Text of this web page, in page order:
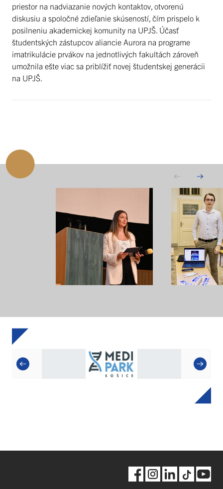
priestor na nadviazanie nových kontaktov, otvorenú
diskusiu a spoločné zdieľanie skúseností, čím prispelo k
posilneniu akademickej komunity na UPJŠ. Účasť
študentských zástupcov aliancie Aurora na programe
imatrikulácie prvákov na jednotlivých fakultách zároveň
umožnila ešte viac sa priblížiť novej študentskej generácii
na UPJŠ.